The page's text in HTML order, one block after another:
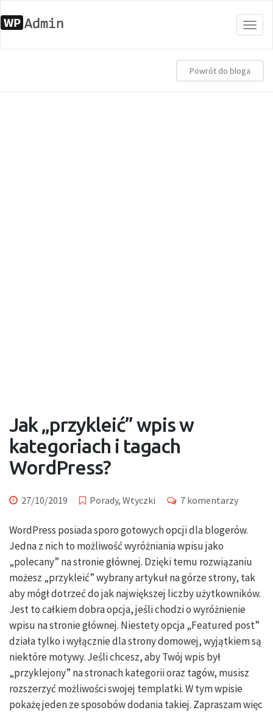
Powrót do bloga
Jak „przykleić” wpis w
kategoriach i tagach
WordPress?
27/10/2019 Porady, Wtyczki 7 komentarzy
WordPress posiada sporo gotowych opcji dla blogerów.
Jedna z nich to możliwość wyróżniania wpisu jako
„polecany” na stronie głównej. Dzięki temu rozwiązaniu
możesz „przykleić” wybrany artykuł na górze strony, tak
aby mógł dotrzeć do jak największej liczby użytkowników.
Jest to całkiem dobra opcja, jeśli chodzi o wyróżnienie
wpisu na stronie głównej. Niestety opcja „Featured post”
działa tylko i wyłącznie dla strony domowej, wyjątkiem są
niektóre motywy. Jeśli chcesz, aby Twój wpis był
„przyklejony” na stronach kategorii oraz tagów, musisz
rozszerzyć możliwości swojej templatki. W tym wpisie
pokażę jeden ze sposobów dodania takiej. Zapraszam więc